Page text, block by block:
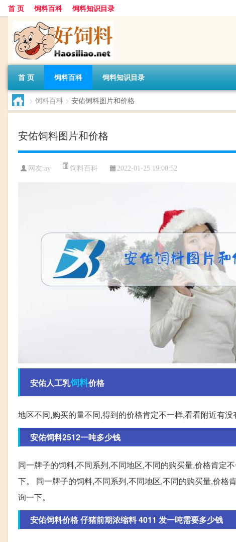
首 页 饲料百科 饲料知识目录
首 页 饲料百科 饲料知识目录
> 饲料百科 > 安佑饲料图片和价格
安佑饲料图片和价格
网友:ay 饲料百科 2022-01-25 19:00:52
安佑人工乳饲料价格
地区不同,购买的量不同,得到的价格肯定不一样,看看附近有
安佑饲料2512一吨多少钱
同一牌子的饲料,不同系列,不同地区,不同的购买量,价格肯定
下。 同一牌子的饲料,不同系列,不同地区,不同的购买量,价
询一下。
安佑饲料价格 仔猪前期浓缩料 4011 发一吨需要多少钱